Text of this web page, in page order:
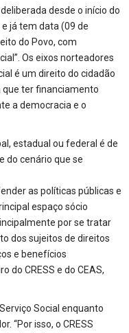
desde o início do
já tem data (09 de
do Povo, com
Os eixos norteadores
é um direito do cidadão
que ter financiamento
a democracia e o
estadual ou federal é de
do cenário que se
as políticas públicas e
espaço sócio
por se tratar
dos sujeitos de direitos
e benefícios
do CRESS e do CEAS,
Social enquanto
“Por isso, o CRESS